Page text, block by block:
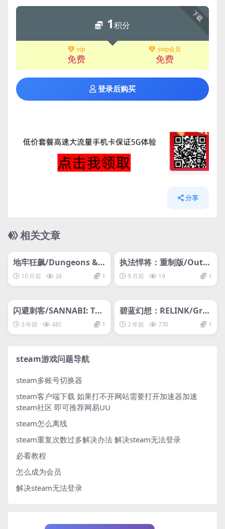
下载
1积分
vip
免费
svip会员
免费
登录后购买
分享
相关文章
网盘下载游戏
地牢狂飙/Dungeons &
Drivers
10 月前 24 1
网盘下载游戏
执法悍将：重制版/Outla
ws + Handful of Missio
ns: Remaster
9 月前 19 1
网盘下载游戏
闪避刺客/SANNABI: The
Revenant
3 年前 481 1
支持网络联机
碧蓝幻想：RELINK/Gra
nblue Fantasy: Relink/
支持网络联机
2 年前 770 1
steam游戏问题导航
steam多账号切换器
steam客户端下载 如果打不开网站需要打开加速器加速
steam社区 即可推荐网易UU
steam怎么离线
steam重复次数过多解决办法 解决steam无法登录
必看教程
怎么成为会员
解决steam无法登录